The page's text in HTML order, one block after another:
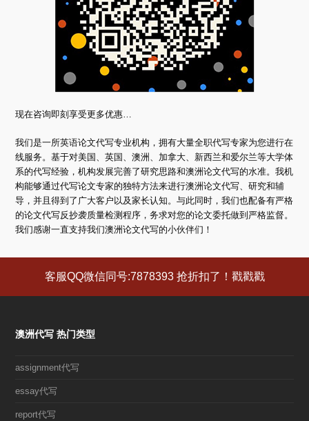
现在咨询即刻享受更多优惠…
我们是一所英语论文代写专业机构，拥有大量全职代写专家为您进行在
线服务。基于对美国、英国、澳洲、加拿大、新西兰和爱尔兰等大学体
系的代写经验，机构发展完善了研究思路和澳洲论文代写的水准。我机
构能够通过代写论文专家的独特方法来进行澳洲论文代写、研究和辅
导，并且得到了广大客户以及家长认知。与此同时，我们也配备有严格
的论文代写反抄袭质量检测程序，务求对您的论文委托做到严格监督。
我们感谢一直支持我们澳洲论文代写的小伙伴们！
客服QQ微信同号:7878393 抢折扣了！戳戳戳
澳洲代写 热门类型
assignment代写
essay代写
report代写